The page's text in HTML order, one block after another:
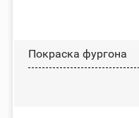
Покраска фургона